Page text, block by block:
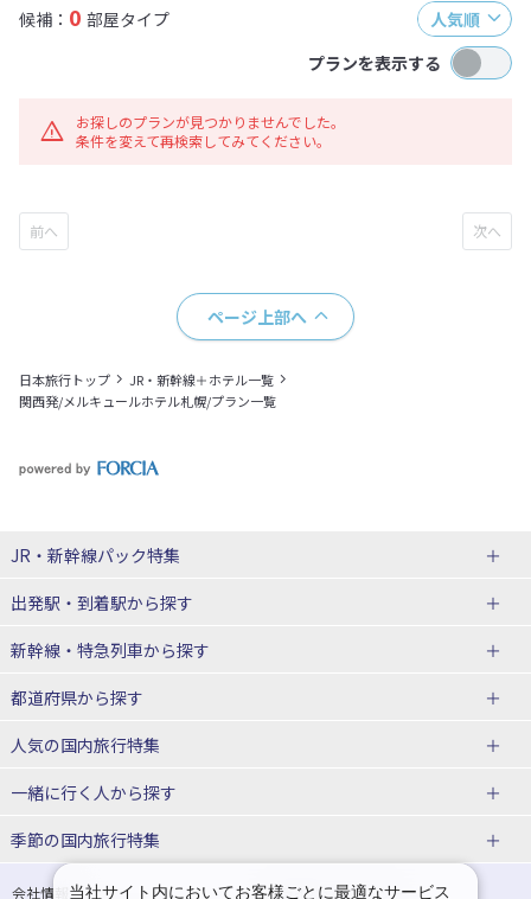
候補： 0 部屋タイプ
人気順
プランを表示する
お探しのプランが見つかりませんでした。
条件を変えて再検索してみてください。
ページ上部へ
日本旅行トップ
JR・新幹線＋ホテル一覧
関西発/メルキュールホテル札幌/プラン一覧
JR・新幹線パック特集
JR・新幹線＋ホテルパック
出張パック
出発駅・到着駅から探す
秋田⇔東京 新幹線パック
仙台→東京 新幹線パック
富山⇔東京 新幹線パック
東京→仙台 新幹線パック
東京→金沢 新幹線パック
東京⇔軽井沢 新幹線パック 東京→長野 新幹線パック
新幹線・特急列車から探す
北海道新幹線 旅行
山形新幹線 旅行
東海道新幹線 旅行
上越新幹線 旅行
九州新幹線 旅行 西九州新幹線 旅行
都道府県から探す
北海道旅行・ツアー
東北
青森旅行・ツアー 岩手旅行・ツアー
人気の国内旅行特集
東京ディズニーリゾート®への旅
ユニバーサル・スタジオ・ジャパ
温泉旅行 日帰り旅行
一緒に行く人から探す
一人旅 国内版
カップル・夫婦旅行 国内版 女子旅 国内版
季節の国内旅行特集
桜・お花見特集 ゴールデンウィーク（GW）の国内
会社情報 プライバシーポリシー
当社サイト内においてお客様ごとに最適なサービス